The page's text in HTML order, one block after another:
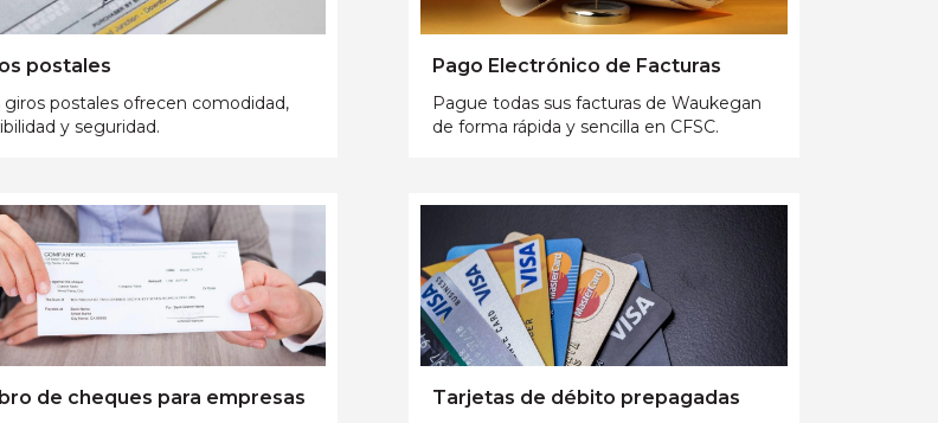
postales
giros postales ofrecen comodidad,
y seguridad.
Pago Electrónico de Facturas
Pague todas sus facturas de Waukegan
de forma rápida y sencilla en CFSC.
de cheques para empresas Tarjetas de débito prepagadas